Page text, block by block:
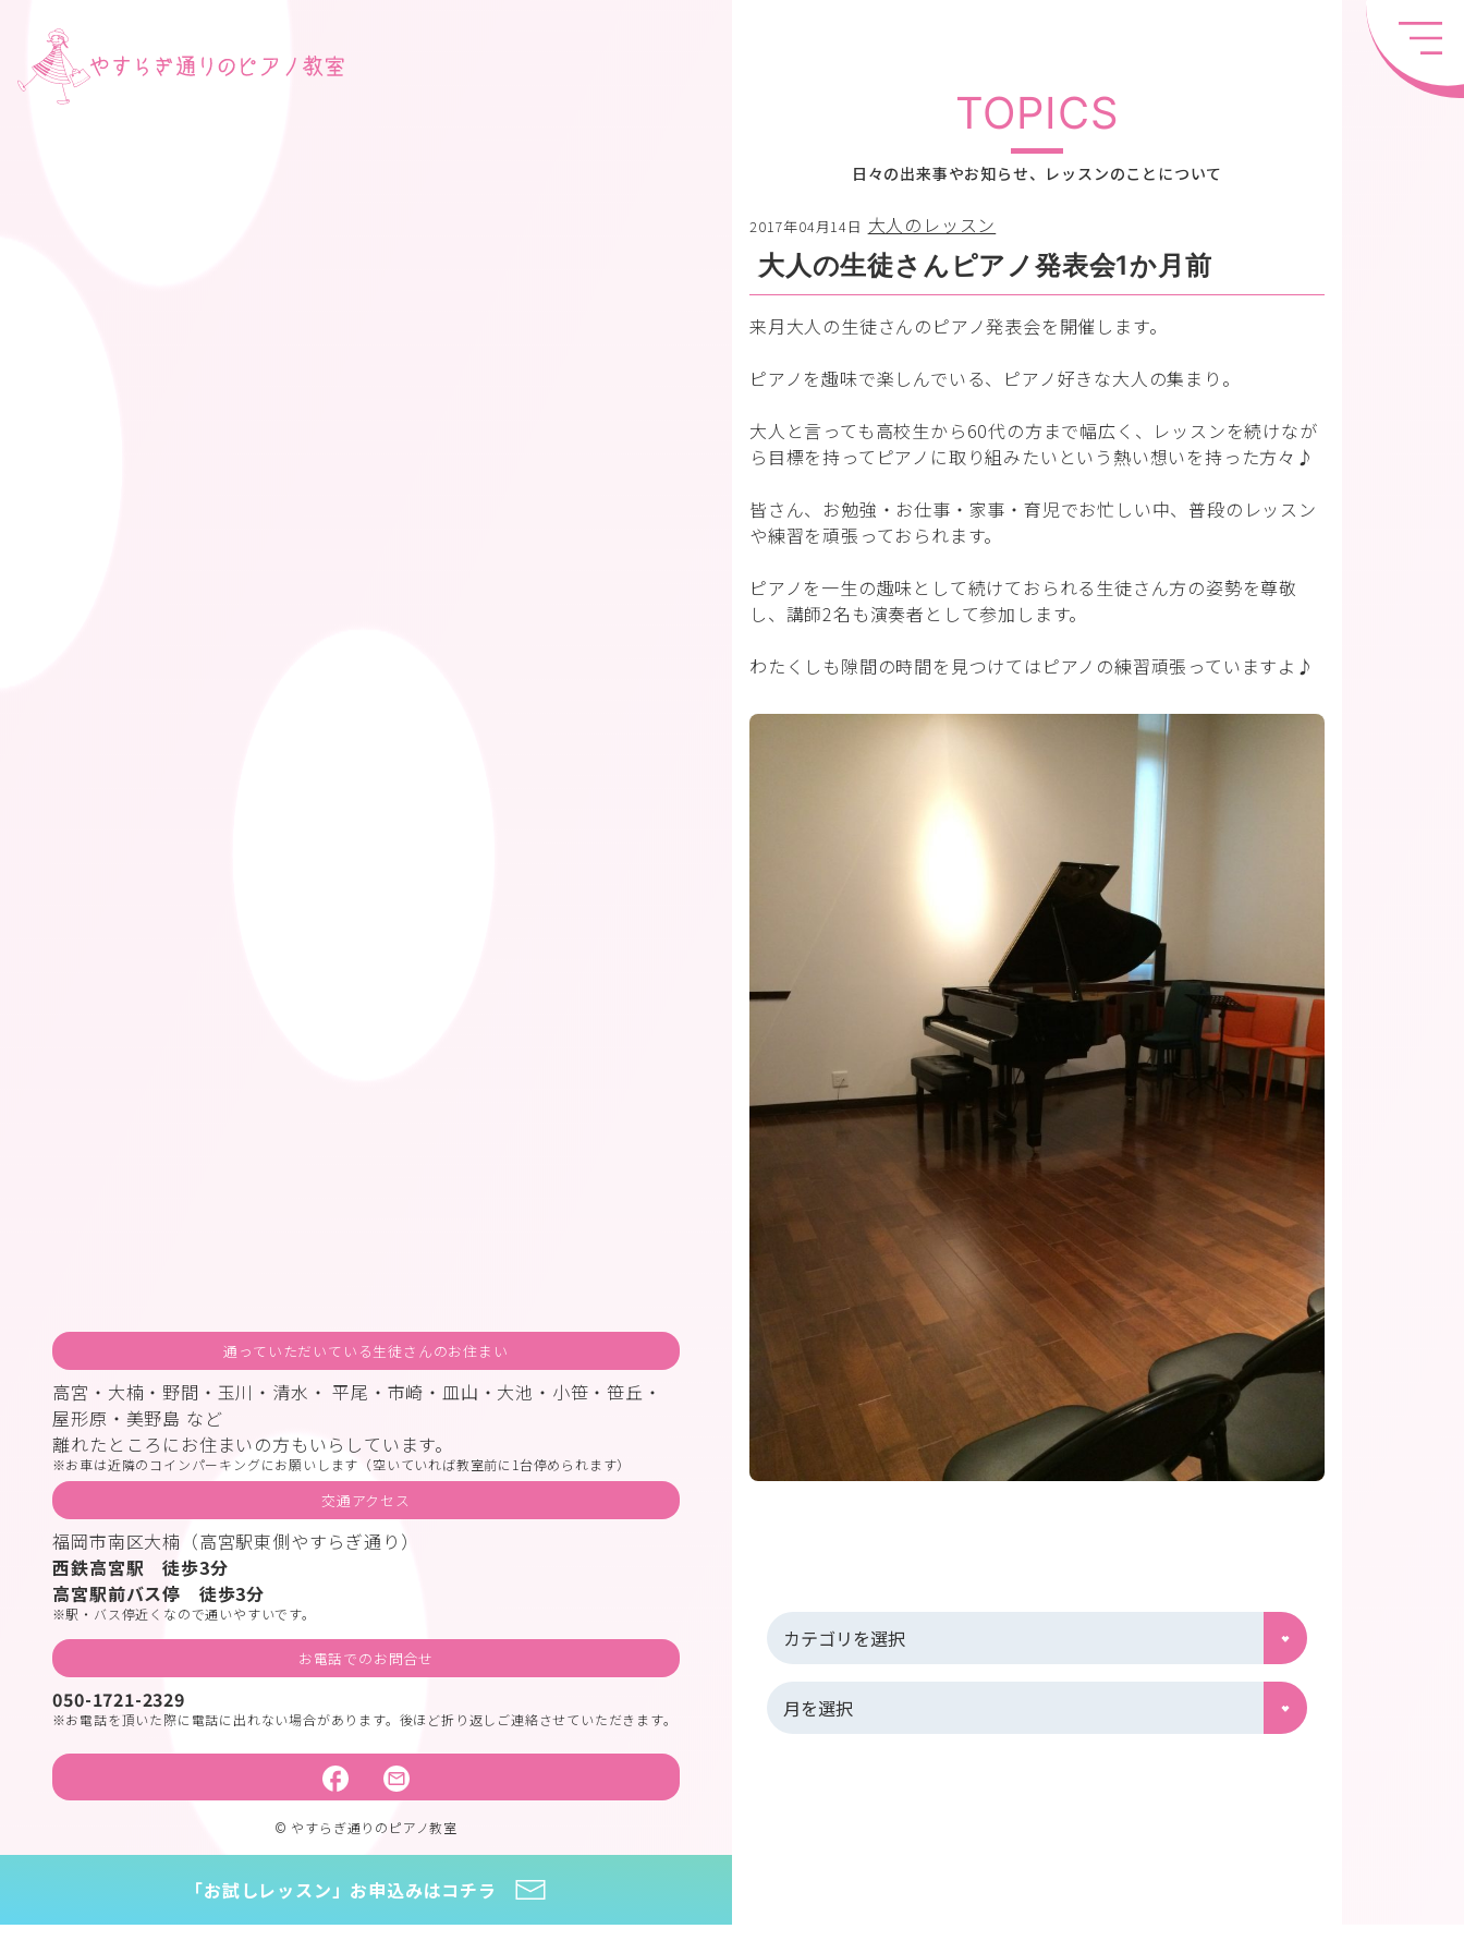
TOPICS
日々の出来事やお知らせ、レッスンのことについて
2017年04月14日 大人のレッスン
大人の生徒さんピアノ発表会1か月前
来月大人の生徒さんのピアノ発表会を開催します。
ピアノを趣味で楽しんでいる、ピアノ好きな大人の集まり。
大人と言っても高校生から60代の方まで幅広く、レッスンを続けなが
ら目標を持ってピアノに取り組みたいという熱い想いを持った方々♪
皆さん、お勉強・お仕事・家事・育児でお忙しい中、普段のレッスン
や練習を頑張っておられます。
ピアノを一生の趣味として続けておられる生徒さん方の姿勢を尊敬
し、講師2名も演奏者として参加します。
わたくしも隙間の時間を見つけてはピアノの練習頑張っていますよ♪
通っていただいている生徒さんのお住まい
高宮・大楠・野間・玉川・清水・ 平尾・市崎・皿山・大池・小笹・笹丘・
屋形原・美野島 など
離れたところにお住まいの方もいらしています。
お車は近隣のコインパーキングにお願いします（空いていれば教室前に1台停められます）
交通アクセス
福岡市南区大楠（高宮駅東側やすらぎ通り）
西鉄高宮駅 徒歩3分
高宮駅前バス停 徒歩3分
駅・バス停近くなので通いやすいです。
お電話でのお問合せ
050-1721-2329
お電話を頂いた際に電話に出れない場合があります。後ほど折り返しご連絡させていただきます。
© やすらぎ通りのピアノ教室
「お試しレッスン」お申込みはコチラ